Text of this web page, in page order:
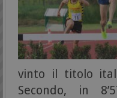
vinto il titolo
Secondo, in